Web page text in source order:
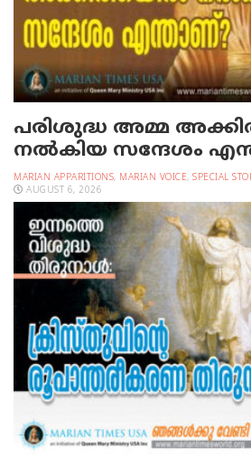
പരിശുദ്ധ അമ്മ
നല്‍കിയ സന്ദേശം
MARIAN APPARITIONS, MARIAN VOICE, SPECIAL
AUGUST 6, 2026